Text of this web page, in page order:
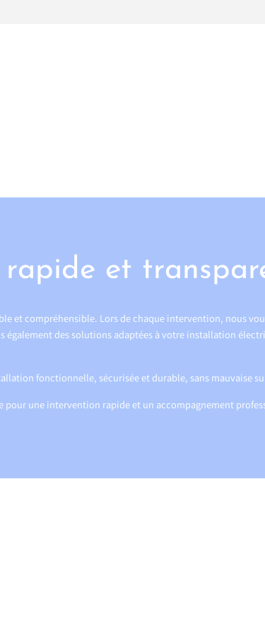
et
et compréhensible. Lors de chaque intervention, nous
également des solutions adaptées à votre installation
fonctionnelle, sécurisée et durable, sans mauvaise
pour une intervention rapide et un accompagnement